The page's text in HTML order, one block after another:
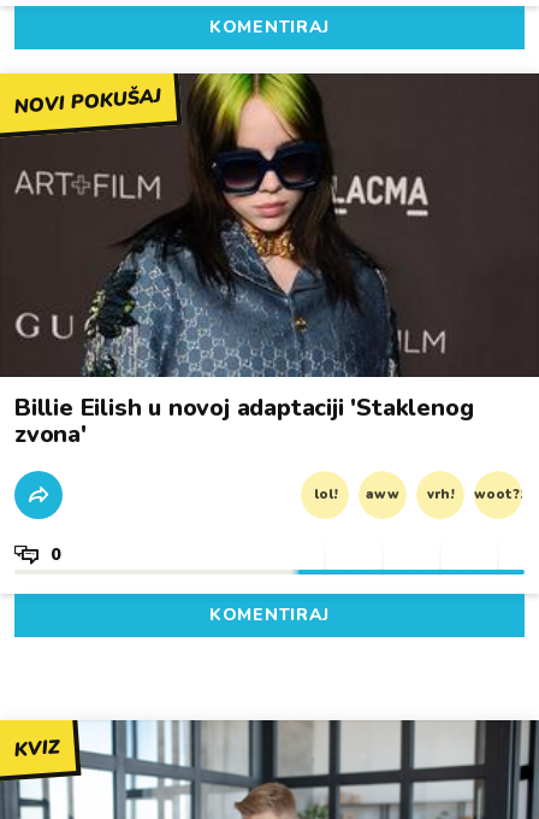
KOMENTIRAJ
NOVI POKUŠAJ
Billie Eilish u novoj adaptaciji 'Staklenog
zvona'
lol! aww vrh! woot?!
0
KOMENTIRAJ
KVIZ